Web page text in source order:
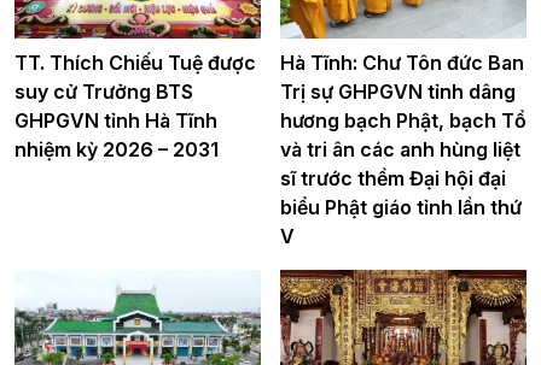
TT. Thích Chiếu Tuệ được
suy cử Trưởng BTS
GHPGVN tỉnh Hà Tĩnh
nhiệm kỳ 2026 – 2031
Hà Tĩnh: Chư Tôn đức Ban
Trị sự GHPGVN tỉnh dâng
hương bạch Phật, bạch Tổ
và tri ân các anh hùng liệt
sĩ trước thềm Đại hội đại
biểu Phật giáo tỉnh lần thứ
V